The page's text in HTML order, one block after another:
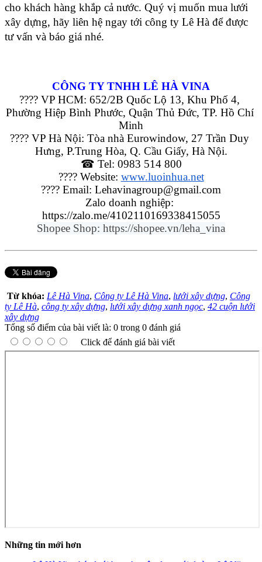
cho khách hàng khắp cả nước. Quý vị muốn mua lưới
xây dựng, hãy liên hệ ngay tới công ty Lê Hà để được
tư vấn và báo giá nhé.
CÔNG TY TNHH LÊ HÀ VINA
???? VP HCM: 652/2B Quốc Lộ 13, Khu Phố 4,
Phường Hiệp Bình Phước, Quận Thủ Đức, TP. Hồ Chí
Minh
???? VP Hà Nội: Tòa nhà Eurowindow, 27 Trần Duy
Hưng, P.Trung Hòa, Q. Cầu Giấy, Hà Nội.
☎ Tel: 0983 514 800
???? Website: www.luoinhua.net
???? Email: Lehavinagroup@gmail.com
https://zalo.me/4102110169338415055
Shopee Shop: https://shopee.vn/leha_vina
Từ khóa: Lê Hà Vina, Công ty Lê Hà Vina, lưới xây dựng, Công
ty Lê Hà, công ty xây dựng, lưới xây dựng xanh ngọc, 42 cuộn lưới
xây dựng
Tổng số điểm của bài viết là: 0 trong 0 đánh giá
Click để đánh giá bài viết
Những tin mới hơn